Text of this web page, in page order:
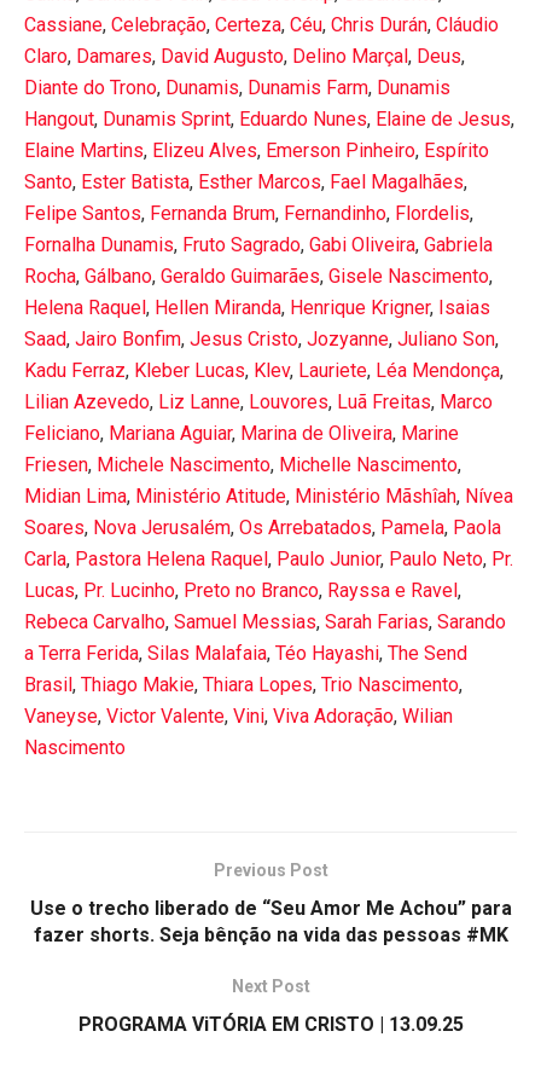
Cassiane, Celebração, Certeza, Céu, Chris Durán, Cláudio
Claro, Damares, David Augusto, Delino Marçal, Deus,
Diante do Trono, Dunamis, Dunamis Farm, Dunamis
Hangout, Dunamis Sprint, Eduardo Nunes, Elaine de Jesus,
Elaine Martins, Elizeu Alves, Emerson Pinheiro, Espírito
Santo, Ester Batista, Esther Marcos, Fael Magalhães,
Felipe Santos, Fernanda Brum, Fernandinho, Flordelis,
Fornalha Dunamis, Fruto Sagrado, Gabi Oliveira, Gabriela
Rocha, Gálbano, Geraldo Guimarães, Gisele Nascimento,
Helena Raquel, Hellen Miranda, Henrique Krigner, Isaias
Saad, Jairo Bonfim, Jesus Cristo, Jozyanne, Juliano Son,
Kadu Ferraz, Kleber Lucas, Klev, Lauriete, Léa Mendonça,
Lilian Azevedo, Liz Lanne, Louvores, Luã Freitas, Marco
Feliciano, Mariana Aguiar, Marina de Oliveira, Marine
Friesen, Michele Nascimento, Michelle Nascimento,
Midian Lima, Ministério Atitude, Ministério Mãshîah, Nívea
Soares, Nova Jerusalém, Os Arrebatados, Pamela, Paola
Carla, Pastora Helena Raquel, Paulo Junior, Paulo Neto, Pr.
Lucas, Pr. Lucinho, Preto no Branco, Rayssa e Ravel,
Rebeca Carvalho, Samuel Messias, Sarah Farias, Sarando
a Terra Ferida, Silas Malafaia, Téo Hayashi, The Send
Brasil, Thiago Makie, Thiara Lopes, Trio Nascimento,
Vaneyse, Victor Valente, Vini, Viva Adoração, Wilian
Nascimento
Previous Post
Use o trecho liberado de “Seu Amor Me Achou” para
fazer shorts. Seja bênção na vida das pessoas #MK
Next Post
PROGRAMA ViTÓRIA EM CRISTO | 13.09.25